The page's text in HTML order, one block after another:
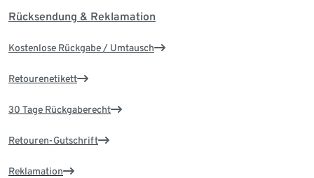
Rücksendung & Reklamation
Kostenlose Rückgabe / Umtausch
Retourenetikett
30 Tage Rückgaberecht
Retouren-Gutschrift
Reklamation